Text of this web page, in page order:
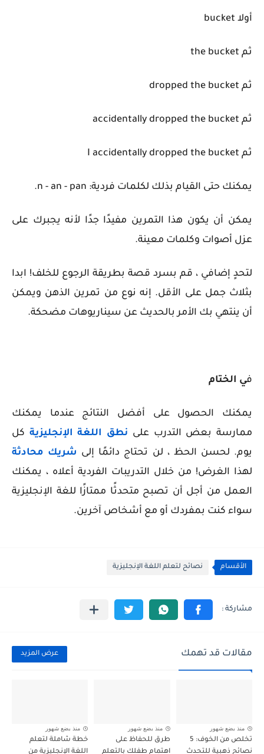
أولا bucket
ثم the bucket
ثم dropped the bucket
ثم accidentally dropped the bucket
ثم I accidentally dropped the bucket
يمكنك حتى القيام بذلك لكلمات فردية: n - an - pan.
يمكن أن يكون هذا التمرين مفيدًا جدًا لأنه يجبرك على
عزل أصوات وكلمات معينة.
لتحدٍ إضافي ، قم بسرد قصة بطريقة الرجوع للخلف! ابدا
بثلاث جمل على الأقل. إنه نوع من تمرين الذهن ويمكن
أن ينتهي بك الأمر بالحديث عن سيناريوهات مضحكة.
في الختام
يمكنك الحصول على أفضل النتائج عندما يمكنك
ممارسة بعض التدرب على نطق اللغة الإنجليزية كل
يوم. لحسن الحظ ، لن تحتاج دائمًا إلى شريك محادثة
لهذا الغرض! من خلال التدريبات الفردية أعلاه ، يمكنك
العمل من أجل أن تصبح متحدثًا ممتازًا للغة الإنجليزية
سواء كنت بمفردك أو مع أشخاص آخرين.
الأقسام نصائح لتعلم اللغة الإنجليزية
مقالات قد تهمك عرض المزيد
منذ بضع شهور
تخلص من الخوف: 5
نصائح ذهبية للتحدث
منذ بضع شهور
طرق للحفاظ على
اهتمام طفلك بالتعلم
منذ بضع شهور
خطة شاملة لتعلم
اللغة الإنجليزية من